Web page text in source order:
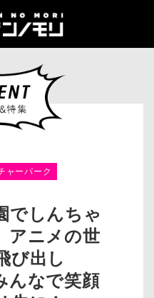
ャーパーク
でしんちゃ
アニメの世
び出し
なで笑顔